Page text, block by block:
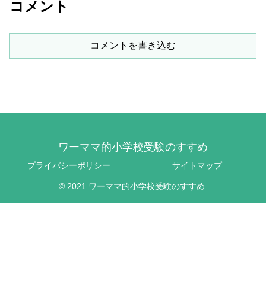
コメント
コメントを書き込む
ワーママ的小学校受験のすすめ
プライバシーポリシー サイトマップ
© 2021 ワーママ的小学校受験のすすめ.